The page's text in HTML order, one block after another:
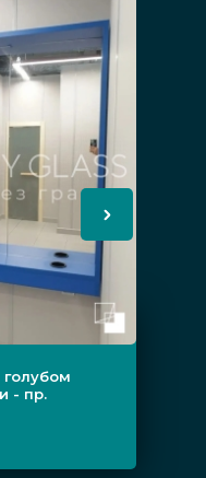
- пр.